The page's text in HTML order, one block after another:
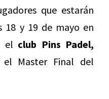
que estarán
18 y 19 de mayo en
el club Pins Padel,
el Master Final del